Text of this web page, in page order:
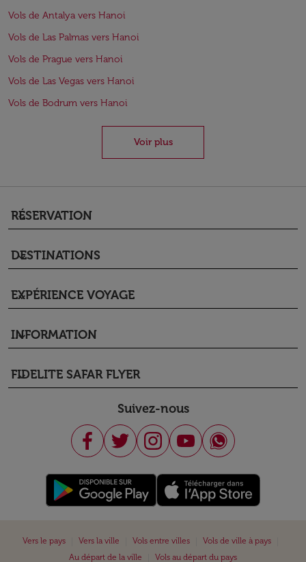
Vols de Antalya vers Hanoi
Vols de Las Palmas vers Hanoi
Vols de Prague vers Hanoi
Vols de Las Vegas vers Hanoi
Vols de Bodrum vers Hanoi
Voir plus
RÉSERVATION
keyboard_arrow_down
DESTINATIONS
keyboard_arrow_down
EXPÉRIENCE VOYAGE
keyboard_arrow_down
INFORMATION
keyboard_arrow_down
FIDELITE SAFAR FLYER
keyboard_arrow_down
Suivez-nous
Vers le pays Vers la ville Vols entre villes Vols de ville à pays
Au départ de la ville
Vols au départ du pays